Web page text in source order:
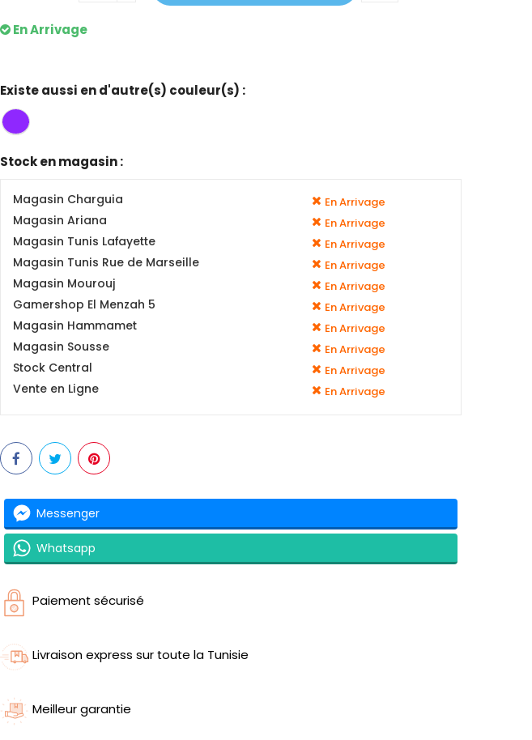
En Arrivage
Existe aussi en d'autre(s) couleur(s) :
Stock en magasin :
Magasin Charguia En Arrivage
Magasin Ariana En Arrivage
Magasin Tunis Lafayette En Arrivage
Magasin Tunis Rue de Marseille En Arrivage
Magasin Mourouj En Arrivage
Gamershop El Menzah 5 En Arrivage
Magasin Hammamet En Arrivage
Magasin Sousse En Arrivage
Stock Central En Arrivage
Vente en Ligne En Arrivage
Messenger
Whatsapp
Paiement sécurisé
Livraison express sur toute la Tunisie
Meilleur garantie